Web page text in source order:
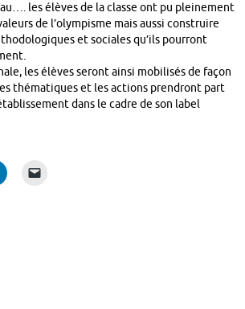
les élèves de la classe ont pu pleinement
de l’olympisme mais aussi construire
et sociales qu’ils pourront
les élèves seront ainsi mobilisés de façon
thématiques et les actions prendront part
dans le cadre de son label